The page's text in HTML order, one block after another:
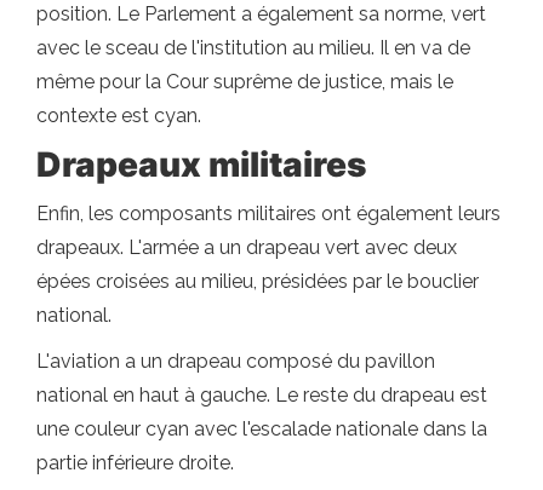
position. Le Parlement a également sa norme, vert
avec le sceau de l'institution au milieu. Il en va de
même pour la Cour suprême de justice, mais le
contexte est cyan.
Drapeaux militaires
Enfin, les composants militaires ont également leurs
drapeaux. L'armée a un drapeau vert avec deux
épées croisées au milieu, présidées par le bouclier
national.
L'aviation a un drapeau composé du pavillon
national en haut à gauche. Le reste du drapeau est
une couleur cyan avec l'escalade nationale dans la
partie inférieure droite.